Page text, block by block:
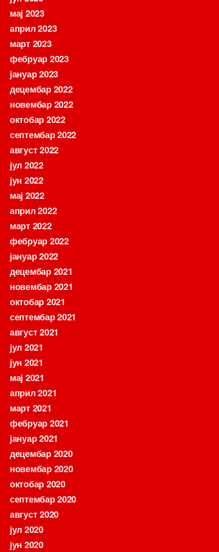
мај 2023
април 2023
март 2023
фебруар 2023
јануар 2023
децембар 2022
новембар 2022
октобар 2022
септембар 2022
август 2022
јул 2022
јун 2022
мај 2022
април 2022
март 2022
фебруар 2022
јануар 2022
децембар 2021
новембар 2021
октобар 2021
септембар 2021
август 2021
јул 2021
јун 2021
мај 2021
април 2021
март 2021
фебруар 2021
јануар 2021
децембар 2020
новембар 2020
октобар 2020
септембар 2020
август 2020
јул 2020
јун 2020